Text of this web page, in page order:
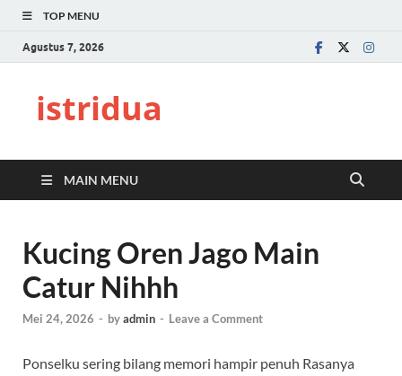
TOP MENU
Agustus 7, 2026
istridua
MAIN MENU
Kucing Oren Jago Main
Catur Nihhh
Mei 24, 2026 - byadmin - Leave a Comment
Ponselku sering bilang memori hampir penuh Rasanya